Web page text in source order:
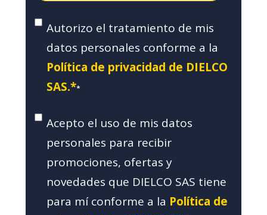
Autorizo el tratamiento de mis
datos personales conforme a la
Política de privacidad de DIELCO
SAS.**
Acepto el uso de mis datos
personales para recibir
promociones, ofertas y
novedades que DIELCO SAS tiene
para mí conforme a la Política de